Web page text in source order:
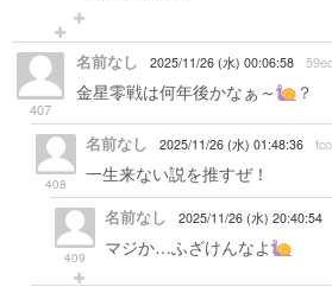
407
名前なし 2025/11/26 (水) 00:06:58
金星零戦は何年後かなぁ～ ？
408
名前なし 2025/11/26 (水) 01:48:36
一生来ない説を推すぜ！
409
名前なし 2025/11/26 (水) 20:40:54
マジか…ふざけんなよ